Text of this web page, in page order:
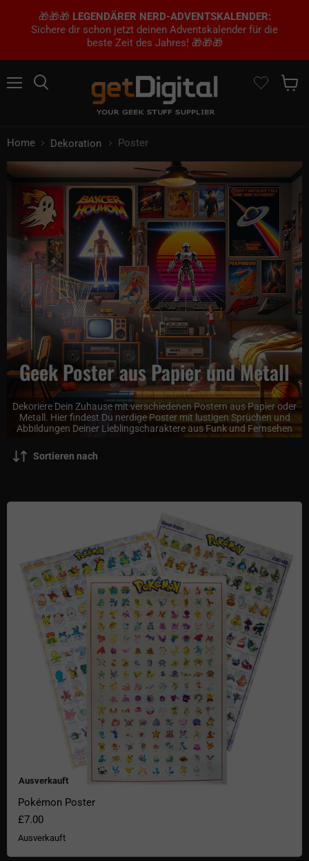
🎁🎁🎁 LEGENDÄRER NERD-ADVENTSKALENDER:
Sichere dir schon jetzt deinen Adventskalender für die
beste Zeit des Jahres! 🎁🎁🎁
Home Dekoration Poster
Geek Poster aus Papier und Metall
Dekoriere Dein Zuhause mit verschiedenen Postern aus Papier oder
Metall. Hier findest Du nerdige Poster mit lustigen Sprüchen und
Abbildungen Deiner Lieblingscharaktere aus Funk und Fernsehen
Sortieren nach
Ausverkauft
Pokémon Poster
£7.00
Ausverkauft